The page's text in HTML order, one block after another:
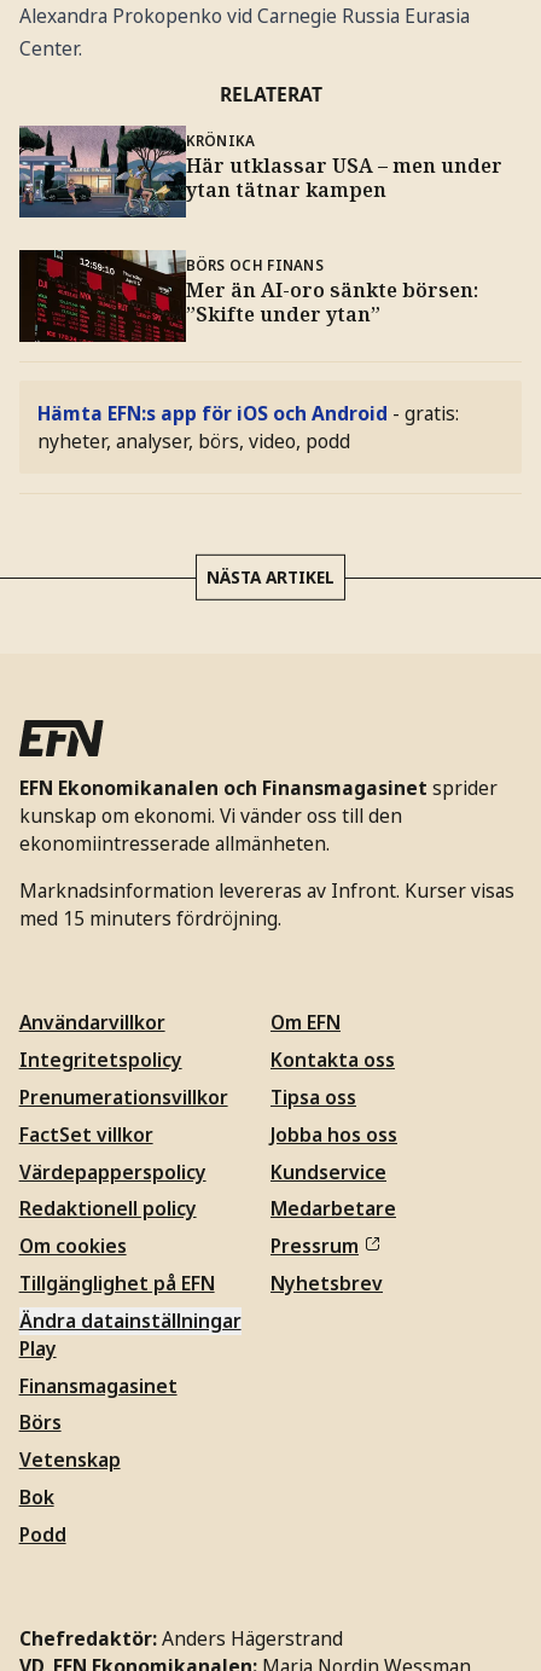
Alexandra Prokopenko vid Carnegie Russia Eurasia
Center.
RELATERAT
KRÖNIKA
Här utklassar USA – men under
ytan tätnar kampen
BÖRS OCH FINANS
Mer än AI-oro sänkte börsen:
”Skifte under ytan”
Hämta EFN:s app för iOS och Android - gratis:
nyheter, analyser, börs, video, podd
NÄSTA ARTIKEL
EFN Ekonomikanalen och Finansmagasinet sprider
kunskap om ekonomi. Vi vänder oss till den
ekonomiintresserade allmänheten.
Marknadsinformation levereras av Infront. Kurser visas
med 15 minuters fördröjning.
Användarvillkor
Integritetspolicy
Prenumerationsvillkor
FactSet villkor
Värdepapperspolicy
Redaktionell policy
Om cookies
Tillgänglighet på EFN
Ändra datainställningar
Om EFN
Kontakta oss
Tipsa oss
Jobba hos oss
Kundservice
Medarbetare
Pressrum
Nyhetsbrev
Play
Finansmagasinet
Börs
Vetenskap
Bok
Podd
Chefredaktör:Anders Hägerstrand